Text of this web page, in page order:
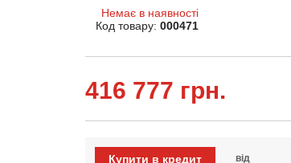
Немає в наявності
Код товару: 000471
416 777 грн.
Купити в кредит
від